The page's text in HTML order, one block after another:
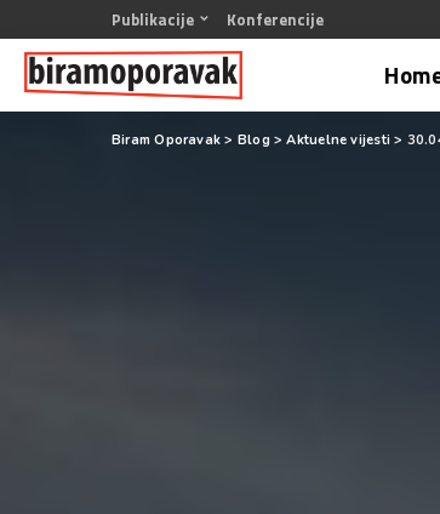
Publikacije Konferencije
Biram Oporavak > Blog >Aktuelne vijesti >